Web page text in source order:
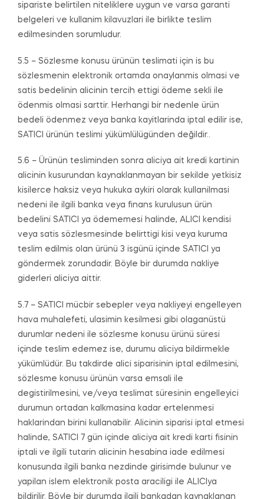
sipariste belirtilen niteliklere uygun ve varsa garanti
belgeleri ve kullanim kilavuzlari ile birlikte teslim
edilmesinden sorumludur.
5.5 – Sözlesme konusu ürünün teslimati için is bu
sözlesmenin elektronik ortamda onaylanmis olmasi ve
satis bedelinin alicinin tercih ettigi ödeme sekli ile
ödenmis olmasi sarttir. Herhangi bir nedenle ürün
bedeli ödenmez veya banka kayitlarinda iptal edilir ise,
SATICI ürünün teslimi yükümlülügünden değildir..
5.6 – Ürünün tesliminden sonra aliciya ait kredi kartinin
alicinin kusurundan kaynaklanmayan bir sekilde yetkisiz
kisilerce haksiz veya hukuka aykiri olarak kullanilmasi
nedeni ile ilgili banka veya finans kurulusun ürün
bedelini SATICI ya ödememesi halinde, ALICI kendisi
veya satis sözlesmesinde belirttigi kisi veya kuruma
teslim edilmis olan ürünü 3 isgünü içinde SATICI ya
göndermek zorundadir. Böyle bir durumda nakliye
giderleri aliciya aittir.
5.7 – SATICI mücbir sebepler veya nakliyeyi engelleyen
hava muhalefeti, ulasimin kesilmesi gibi olaganüstü
durumlar nedeni ile sözlesme konusu ürünü süresi
içinde teslim edemez ise, durumu aliciya bildirmekle
yükümlüdür. Bu takdirde alici siparisinin iptal edilmesini,
sözlesme konusu ürünün varsa emsali ile
degistirilmesini, ve/veya teslimat süresinin engelleyici
durumun ortadan kalkmasina kadar ertelenmesi
haklarindan birini kullanabilir. Alicinin siparisi iptal etmesi
halinde, SATICI 7 gün içinde aliciya ait kredi karti fisinin
iptali ve ilgili tutarin alicinin hesabina iade edilmesi
konusunda ilgili banka nezdinde girisimde bulunur ve
yapilan islem elektronik posta araciligi ile ALICIya
bildirilir. Böyle bir durumda ilgili bankadan kaynaklanan